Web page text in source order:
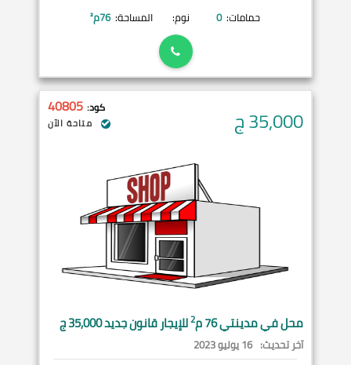
حمامات: 0 نوم: المساحة: 76م²
35,000ج كود: 40805
متاحة الآن
محل فيمدينتي76 م 2للإيجار قانون جديد 35,000 ج
آخر تحديث: 16 يوليو 2023